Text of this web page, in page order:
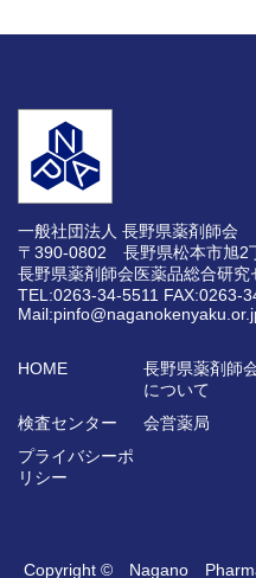
一般社団法人 長野県薬剤師会
〒390-0802 長野県松本市旭2
長野県薬剤師会医薬品総合研究
TEL:0263-34-5511 FAX:0263-
HOME
長野県薬剤師
について
検査センター 会営薬局
プライバシーポ
リシー
Copyright © Nagano